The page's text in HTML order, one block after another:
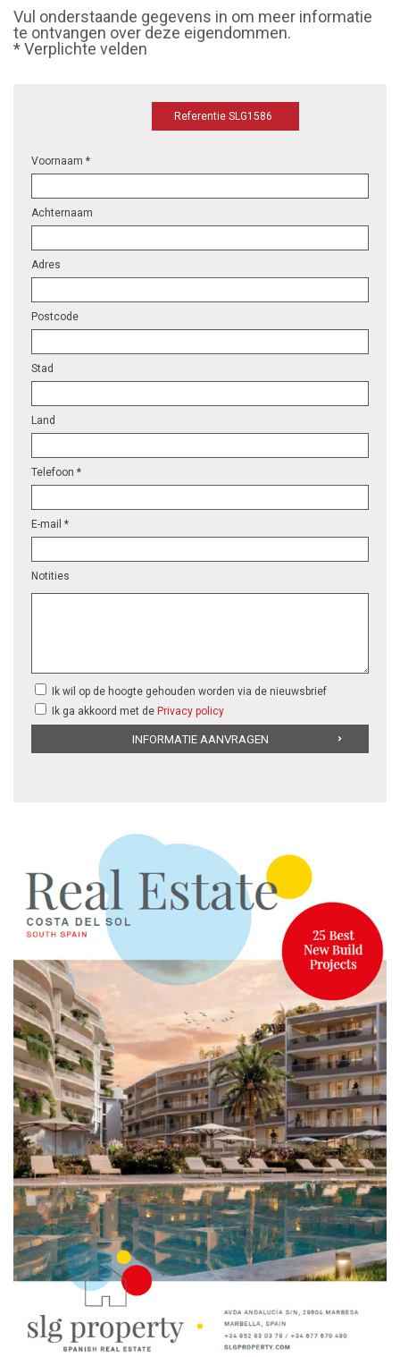
Vul onderstaande gegevens in om meer informatie
te ontvangen over deze eigendommen.
* Verplichte velden
Referentie SLG1586
Voornaam *
Achternaam
Adres
Postcode
Stad
Land
Telefoon *
E-mail *
Notities
Ik wil op de hoogte gehouden worden via de nieuwsbrief
Ik ga akkoord met de Privacy policy